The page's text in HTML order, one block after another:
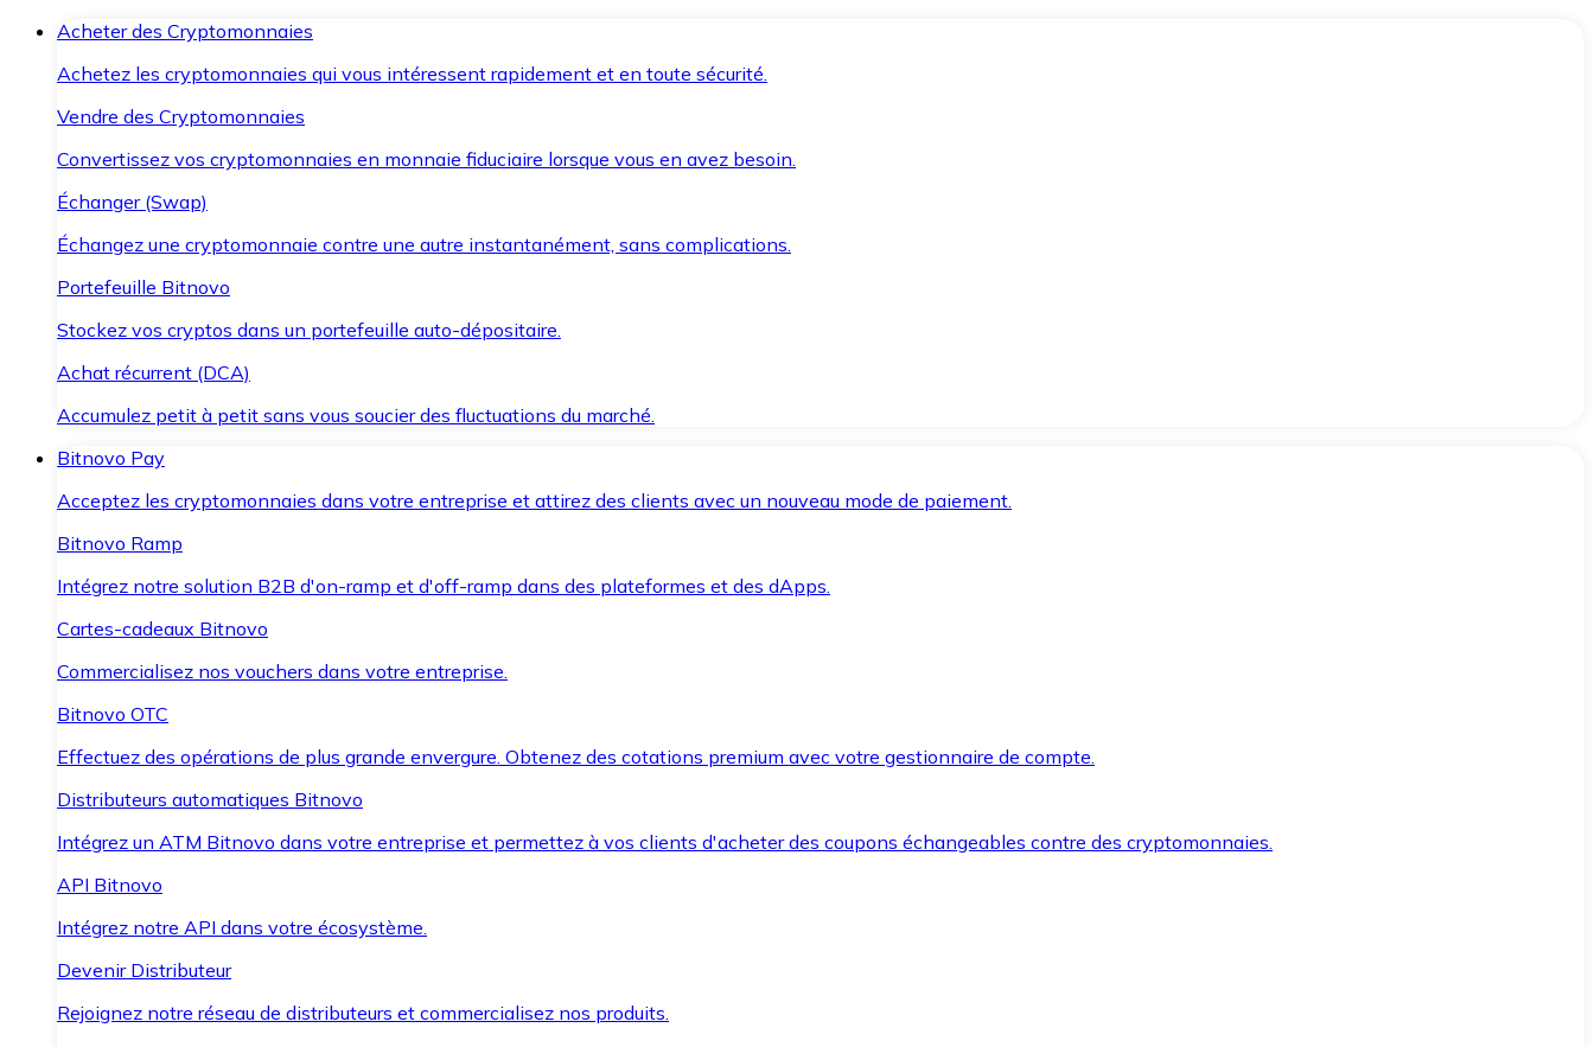
Acheter des Cryptomonnaies
Achetez les cryptomonnaies qui vous intéressent rapidement et en toute sécurité.
Vendre des Cryptomonnaies
Convertissez vos cryptomonnaies en monnaie fiduciaire lorsque vous en avez besoin.
Échanger (Swap)
Échangez une cryptomonnaie contre une autre instantanément, sans complications.
Portefeuille Bitnovo
Stockez vos cryptos dans un portefeuille auto-dépositaire.
Achat récurrent (DCA)
Accumulez petit à petit sans vous soucier des fluctuations du marché.
Bitnovo Pay
Acceptez les cryptomonnaies dans votre entreprise et attirez des clients avec un nouveau mode de paiement.
Bitnovo Ramp
Intégrez notre solution B2B d'on-ramp et d'off-ramp dans des plateformes et des dApps.
Cartes-cadeaux Bitnovo
Commercialisez nos vouchers dans votre entreprise.
Bitnovo OTC
Effectuez des opérations de plus grande envergure. Obtenez des cotations premium avec votre gestionnaire de compte.
Distributeurs automatiques Bitnovo
Intégrez un ATM Bitnovo dans votre entreprise et permettez à vos clients d'acheter des coupons échangeables contre des cryptomonnaies.
API Bitnovo
Intégrez notre API dans votre écosystème.
Devenir Distributeur
Rejoignez notre réseau de distributeurs et commercialisez nos produits.